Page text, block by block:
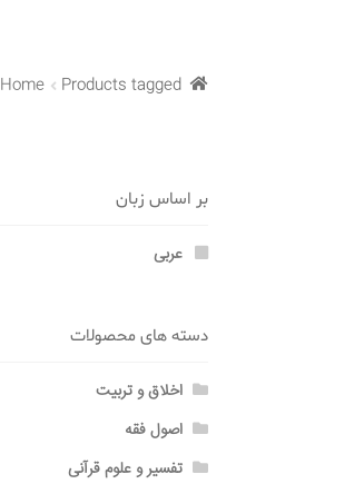
Home Products tagged “موقف سوم کتاب اسفار”
بر اساس زبان
عربی
دسته های محصولات
اخلاق و تربیت
اصول فقه
تفسیر و علوم قرآنی